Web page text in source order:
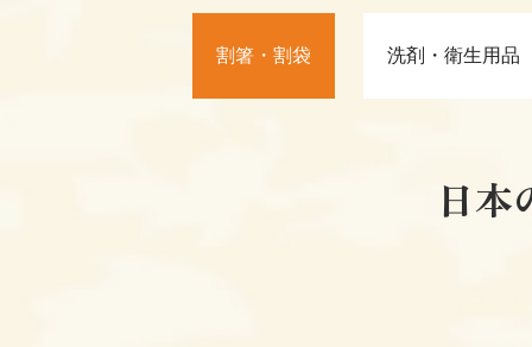
割箸・割袋 洗剤・衛生用品
日本